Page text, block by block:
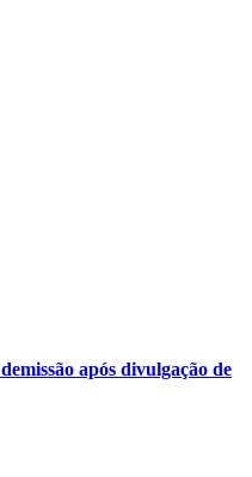
após divulgação de